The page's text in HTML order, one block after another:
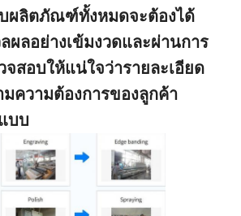
ผลิตภัณฑ์ทั้งหมดจะต้องได้
ผลอย่างเข้มงวดและผ่านการ
จสอบให้แน่ใจว่ารายละเอียด
ความต้องการของลูกค้า
บบ